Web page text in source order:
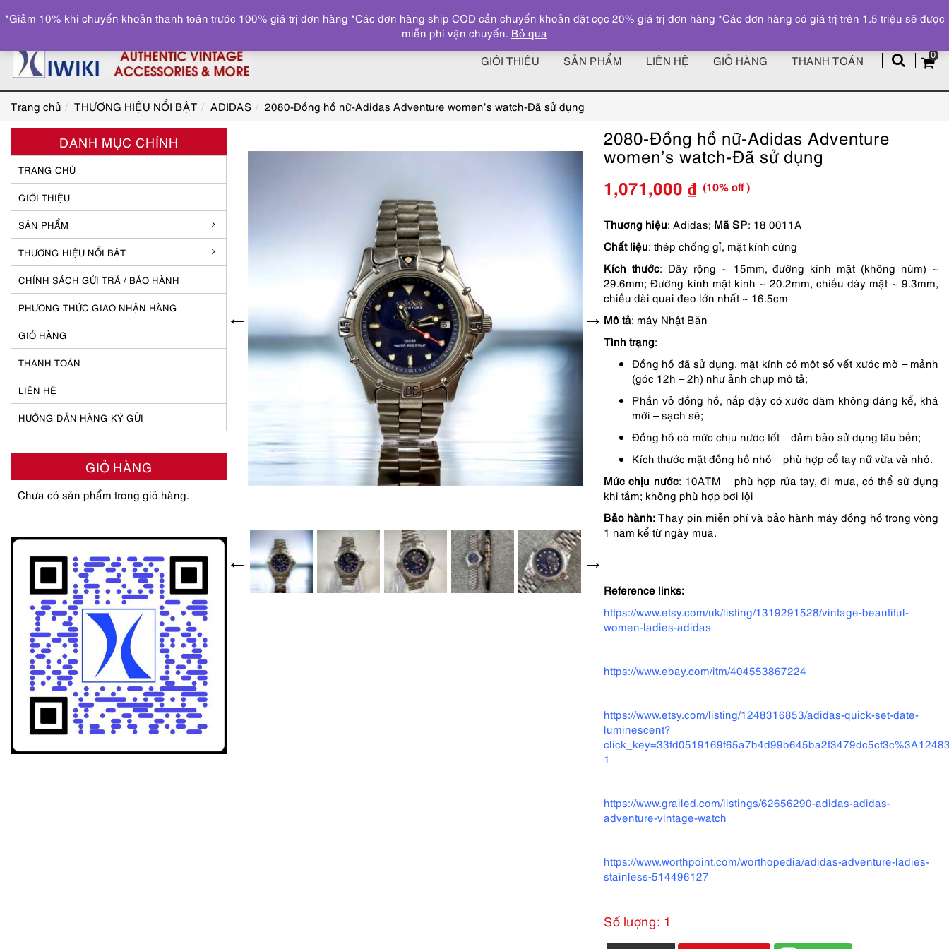
z
0
GIỚI THIỆU SẢN PHẨM LIÊN HỆ GIỎ HÀNG THANH TOÁN
Trang chủ THƯƠNG HIỆU NỔI BẬT ADIDAS 2080-Đồng hồ nữ-Adidas Adventure women’s watch-Đã sử dụng
2080-Đồng hồ nữ-Adidas Adventure
women’s watch-Đã sử dụng
Giá
gốc
là:
1,190,000 ₫.
1,071,000 ₫
Giá
hiện
tại
là:
1,071,000 ₫.
(10% off )
Thương hiệu: Adidas; Mã SP: 18 0011A
Chất liệu: thép chống gỉ, mặt kính cứng
Kích thước: Dây rộng ~ 15mm, đường kính mặt (không núm) ~
29.6mm; Đường kính mặt kính ~ 20.2mm, chiều dày mặt ~ 9.3mm,
chiều dài quai đeo lớn nhất ~ 16.5cm
Mô tả: máy Nhật Bản
Tình trạng:
Đồng hồ đã sử dụng, mặt kính có một số vết xước mờ – mảnh
(góc 12h – 2h) như ảnh chụp mô tả;
Phần vỏ đồng hồ, nắp đậy có xước dăm không đáng kể, khá
mới – sạch sẽ;
Đồng hồ có mức chịu nước tốt – đảm bảo sử dụng lâu bền;
Kích thước mặt đồng hồ nhỏ – phù hợp cổ tay nữ vừa và nhỏ.
Mức chịu nước: 10ATM – phù hợp rửa tay, đi mưa, có thể sử dụng
khi tắm; không phù hợp bơi lội
Bảo hành: Thay pin miễn phí và bảo hành máy đồng hồ trong vòng
1 năm kể từ ngày mua.
Reference links:
https://www.etsy.com/uk/listing/1319291528/vintage-beautiful-
women-ladies-adidas
https://www.ebay.com/itm/404553867224
https://www.etsy.com/listing/1248316853/adidas-quick-set-date-
luminescent?
1
https://www.grailed.com/listings/62656290-adidas-adidas-
adventure-vintage-watch
https://www.worthpoint.com/worthopedia/adidas-adventure-ladies-
stainless-514496127
Số lượng: 1
DANH MỤC CHÍNH
TRANG CHỦ
GIỚI THIỆU
SẢN PHẨM
THƯƠNG HIỆU NỔI BẬT
CHÍNH SÁCH GỬI TRẢ / BẢO HÀNH
PHƯƠNG THỨC GIAO NHẬN HÀNG
GIỎ HÀNG
THANH TOÁN
LIÊN HỆ
HƯỚNG DẪN HÀNG KÝ GỬI
GIỎ HÀNG
Chưa có sản phẩm trong giỏ hàng.
*Giảm 10% khi chuyển khoản thanh toán trước 100% giá trị đơn hàng *Các đơn hàng ship COD cần chuyển khoản đặt cọc 20% giá trị đơn hàng *Các đơn hàng có giá trị trên 1.5 triệu sẽ được
miễn phí vận chuyển. Bỏ qua